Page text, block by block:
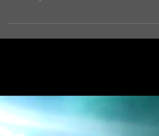
Je me suis fait planter par
un stagiaire !